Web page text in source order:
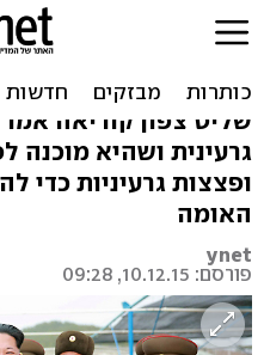
קים ג'ונג און:
יש פצצת מימן
שליט צפון קוריאה
גרעינית ושהיא מוכנה
ופצצות גרעיניות כדי
האומה
ynet
פורסם: 10.12.15, 09:28